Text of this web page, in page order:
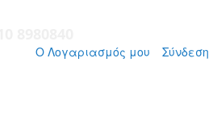
Ο Λογαριασμός μου Σύνδεση